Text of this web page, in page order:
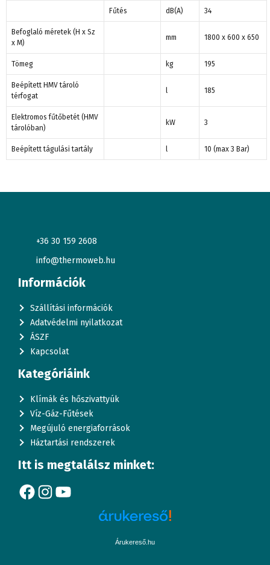
Fűtés dB(A) 34
Befoglaló méretek (H x Sz
x M)
mm 1800 x 600 x 650
Tömeg kg 195
Beépített HMV tároló
térfogat
l 185
Elektromos fűtőbetét (HMV
tárolóban)
kW 3
Beépített tágulási tartály l 10 (max 3 Bar)
+36 30 159 2608
info@thermoweb.hu
Információk
Szállítási információk
Adatvédelmi nyilatkozat
ÁSZF
Kapcsolat
Kategóriáink
Klímák és hőszivattyúk
Víz-Gáz-Fűtések
Megújuló energiaforrások
Háztartási rendszerek
Itt is megtalálsz minket:
Facebook
Instagram
YouTube
Árukereső.hu